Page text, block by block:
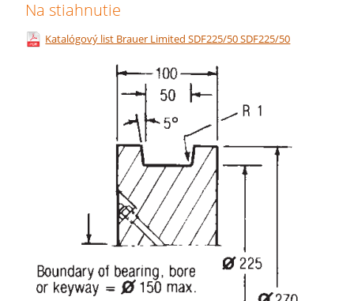
Na stiahnutie
Katalógový list Brauer Limited SDF225/50 SDF225/50